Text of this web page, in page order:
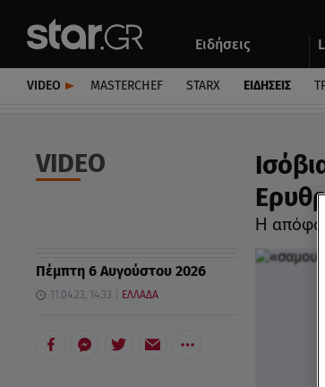
Ειδήσεις
Αυτοκίνητο
VIDEO MASTERCHEF STARX ΕΙΔΉΣΕΙΣ
VIDEO
Η
Πέμπτη 6 Αυγούστου 2026
11.04.23, 14:33 ΕΛΛΑΔΑ